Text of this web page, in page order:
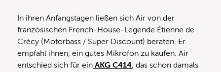
In ihren Anfangstagen ließen sich Air von der
französischen French-House-Legende Étienne de
Crécy (Motorbass / Super Discount) beraten. Er
empfahl ihnen, ein gutes Mikrofon zu kaufen. Air
entschied sich für ein AKG C414, das schon damals